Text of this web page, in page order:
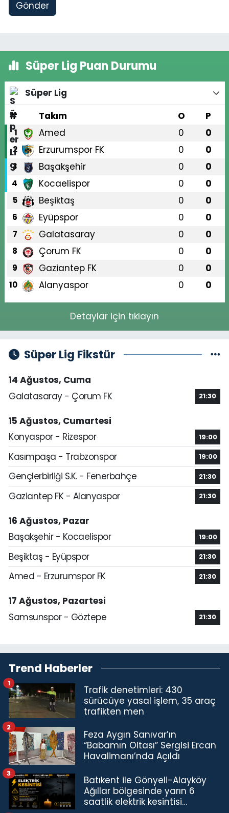
Gönder
Süper Lig Puan Durumu
Süper Lig
#
Takım O P
1 Amed 0 0
2 Erzurumspor FK 0 0
3 Başakşehir 0 0
4 Kocaelispor 0 0
5 Beşiktaş 0 0
6 Eyüpspor 0 0
7 Galatasaray 0 0
8 Çorum FK 0 0
9 Gaziantep FK 0 0
10 Alanyaspor 0 0
Detaylar için tıklayın
Süper Lig Fikstür
14 Ağustos, Cuma
Galatasaray - Çorum FK
21:30
15 Ağustos, Cumartesi
Konyaspor - Rizespor
19:00
Kasımpaşa - Trabzonspor 19:00
Gençlerbirliği S.K. - Fenerbahçe 21:30
Gaziantep FK - Alanyaspor 21:30
16 Ağustos, Pazar
Başakşehir - Kocaelispor
19:00
Beşiktaş - Eyüpspor 21:30
Amed - Erzurumspor FK 21:30
17 Ağustos, Pazartesi
Samsunspor - Göztepe
21:30
Trend Haberler
Trafik denetimleri: 430
sürücüye yasal işlem, 35 araç
trafikten men
1
Feza Aygın Sanıvar’ın
“Babamın Oltası” Sergisi Ercan
Havalimanı’nda Açıldı
2
Batıkent ile Gönyeli-Alayköy
Ağıllar bölgesinde yarın 6
saatlik elektrik kesintisi…
3